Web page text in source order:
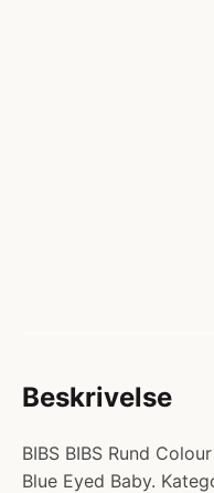
Beskrivelse
BIBS BIBS Rund
Blue Eyed Baby.